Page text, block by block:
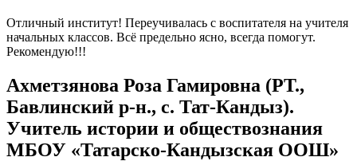
Отличный институт! Переучивалась с воспитателя на учителя
начальных классов. Всё предельно ясно, всегда помогут.
Рекомендую!!!
Ахметзянова Роза Гамировна (РТ.,
Бавлинский р-н., с. Тат-Кандыз).
Учитель истории и обществознания
МБОУ «Татарско-Кандызская ООШ»